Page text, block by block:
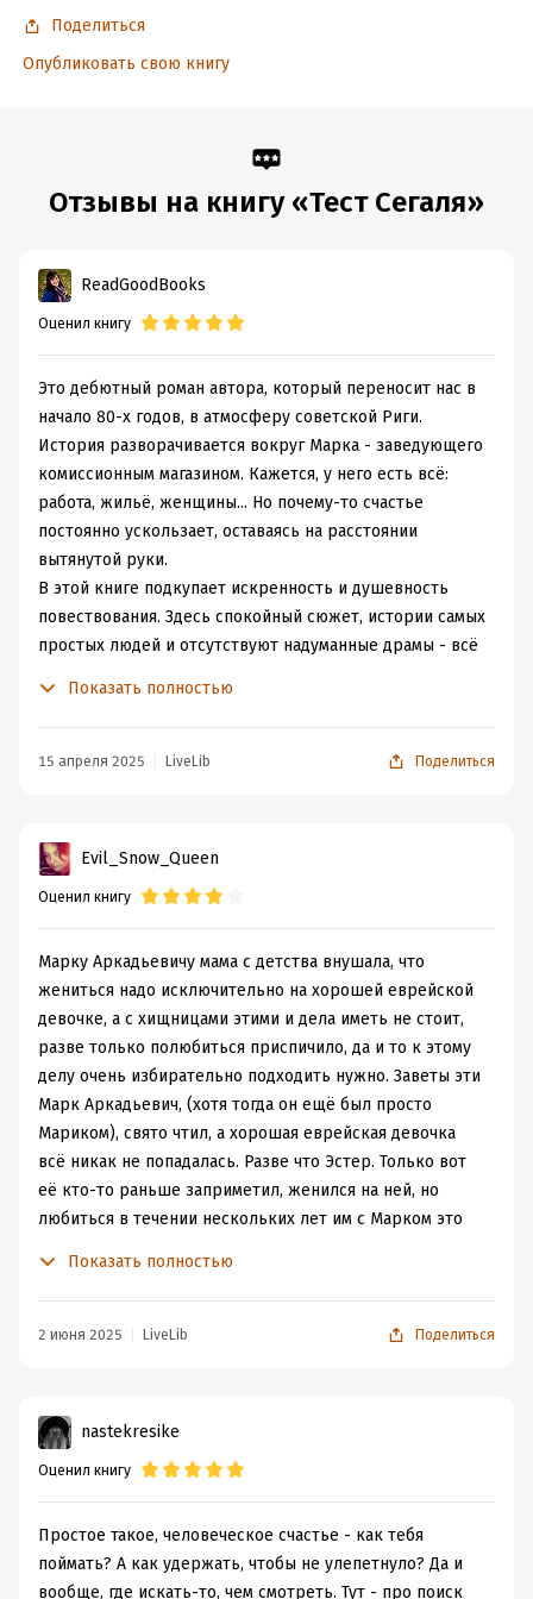
Время на чтение:
Поделиться
Опубликовать свою книгу
Отзывы на книгу «Тест Сегаля»
ReadGoodBooks
Оценил книгу
Это дебютный роман автора, который переносит нас в
начало 80-х годов, в атмосферу советской Риги.
История разворачивается вокруг Марка - заведующего
комиссионным магазином. Кажется, у него есть всё:
работа, жильё, женщины... Но почему-то счастье
постоянно ускользает, оставаясь на расстоянии
вытянутой руки.
В этой книге подкупает искренность и душевность
повествования. Здесь спокойный сюжет, истории самых
простых людей и отсутствуют надуманные драмы - всё
пути… Получится прекрасная история для любителей
бытом позднего СССР.
Это не остросюжетный роман с неожиданными
поворотами, а скорее тёплое повествование о жизни,
книга оставляет после себя приятное послевкусие и
желание поразмышлять о собственной жизни.
Особенно запомнилась метафора из книги о чистом
стекле, через которое ребёнок смотрит на мир, и как
важно сохранить эту чистоту взгляда или суметь
"протереть стекло", если оно замутнилось.
Показать полностью
15 апреля 2025 LiveLib Поделиться
Evil_Snow_Queen
Оценил книгу
Марку Аркадьевичу мама с детства внушала, что
жениться надо исключительно на хорошей еврейской
девочке, а с хищницами этими и дела иметь не стоит,
разве только полюбиться приспичило, да и то к этому
делу очень избирательно подходить нужно. Заветы эти
Марк Аркадьевич, (хотя тогда он ещё был просто
Мариком), свято чтил, а хорошая еврейская девочка
всё никак не попадалась. Разве что Эстер. Только вот
её кто-то раньше заприметил, женился на ней, но
любиться в течении нескольких лет им с Марком это
пускало: бизнес, близкий друг, Эстер, опять же. Уже и
Аркадьевич всё не решался. Но видимо время
пришло…
Знал бы прикуп, как говорится, то может быть всё
когда волос стало меньше, а в районе талии, наоборот,
прибавилось, всё пришлось начинать с нуля.
Организовывать бизнес, заводить новые знакомства и
Показать полностью
2 июня 2025 LiveLib Поделиться
nastekresike
Оценил книгу
Простое такое, человеческое счастье - как тебя
поймать? А как удержать, чтобы не улепетнуло? Да и
вообще, где искать-то, чем смотреть. Тут - про поиск